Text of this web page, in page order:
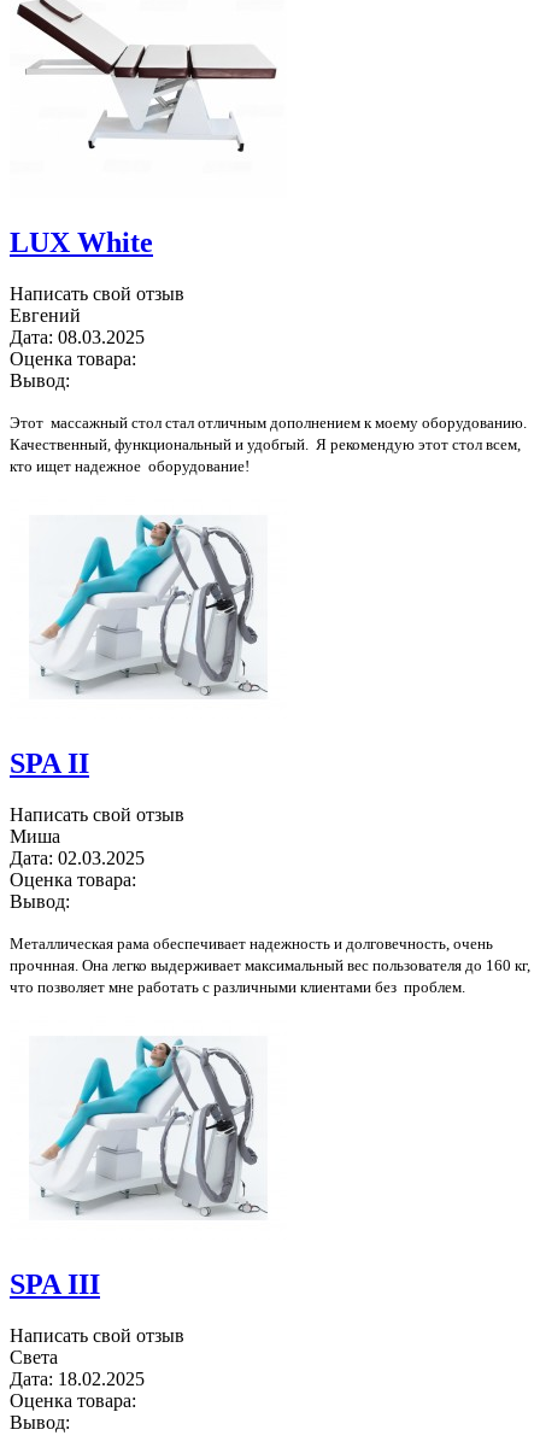
LUX White
Написать свой отзыв
Евгений
Дата: 08.03.2025
Оценка товара:
Вывод:
Этот массажный стол стал отличным дополнением к моему оборудованию.
Качественный, функциональный и удобгый. Я рекомендую этот стол всем,
кто ищет надежное оборудование!
SPA II
Написать свой отзыв
Миша
Дата: 02.03.2025
Оценка товара:
Вывод:
Металлическая рама обеспечивает надежность и долговечность, очень
прочнная. Она легко выдерживает максимальный вес пользователя до 160 кг,
что позволяет мне работать с различными клиентами без проблем.
SPA III
Написать свой отзыв
Света
Дата: 18.02.2025
Оценка товара:
Вывод: